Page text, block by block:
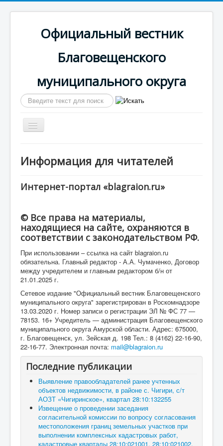
Официальный вестник
Благовещенского
муниципального округа
Искать...
Включить/
выключить
Сайт округа
Календарь выпусков
Информация для читателей
Интернет-портал «blagraion.ru»
© Все права на материалы,
находящиеся на сайте, охраняются в
соответствии с законодательством РФ.
При использовании – ссылка на сайт blagraion.ru
обязательна. Главный редактор - А.А. Чумаченко, Договор
между учредителем и главным редактором б/н от
21.01.2025 г.
Сетевое издание "Официальный вестник Благовещенского
муниципального округа" зарегистрирован в Роскомнадзоре
13.03.2020 г. Номер записи о регистрации ЭЛ № ФС 77 —
78153. 16+ Учредитель — администрация Благовещенского
муниципального округа Амурской области. Адрес: 675000,
г. Благовещенск, ул. Зейская д. 198 Тел.: 8 (4162) 22-16-90,
22-16-77. Электронная почта: mail@blagraion.ru
Последние публикации
Выявление правообладателей ранее учтенных
объектов недвижимости, в районе с. Чигири, с/т
АОЗТ «Чигиринское», квартал 28:10:132255
Извещение о проведении заседания
согласительной комиссии по вопросу согласования
местоположения границ земельных участков при
выполнении комплексных кадастровых работ,
кадастровые кварталы 28:10:021001, 28:10:021002,